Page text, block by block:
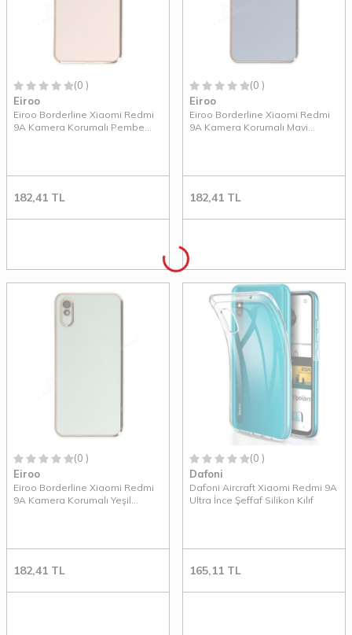
(0 )
Eiroo
Eiroo Borderline Xiaomi Redmi
9A Kamera Korumalı Pembe
182,41 TL
(0 )
Eiroo
Eiroo Borderline Xiaomi Redmi
9A Kamera Korumalı Mavi
182,41 TL
(0 )
Eiroo
Eiroo Borderline Xiaomi Redmi
9A Kamera Korumalı Yeşil
182,41 TL
(0 )
Dafoni
Dafoni Aircraft Xiaomi Redmi 9A
Ultra İnce Şeffaf Silikon Kılıf
165,11 TL